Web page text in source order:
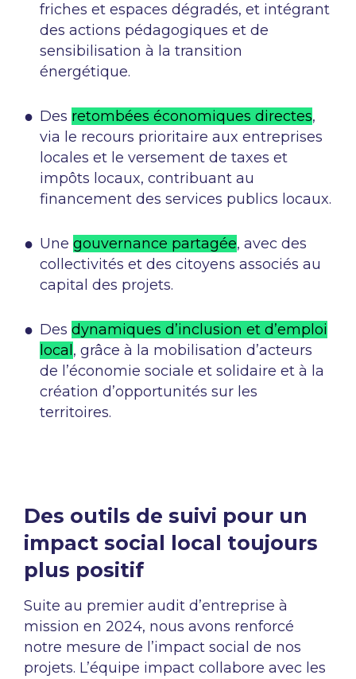
friches et espaces dégradés, et intégrant
des actions pédagogiques et de
sensibilisation à la transition
énergétique.
Des retombées économiques directes,
via le recours prioritaire aux entreprises
locales et le versement de taxes et
impôts locaux, contribuant au
financement des services publics locaux.
Une gouvernance partagée, avec des
collectivités et des citoyens associés au
capital des projets.
Des dynamiques d’inclusion et d’emploi
local , grâce à la mobilisation d’acteurs
de l’économie sociale et solidaire et à la
création d’opportunités sur les
territoires.
Des outils de suivi pour un
impact social local toujours
plus positif
Suite au premier audit d’entreprise à
mission en 2024, nous avons renforcé
notre mesure de l’impact social de nos
projets. L’équipe impact collabore avec les